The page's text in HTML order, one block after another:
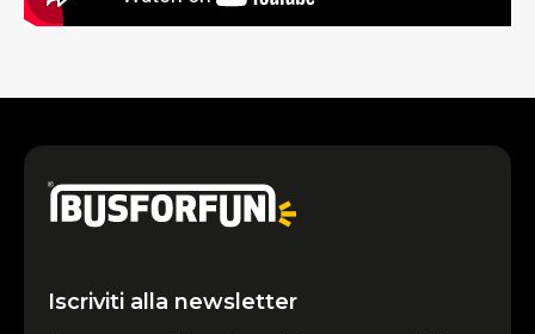
Iscriviti alla newsletter